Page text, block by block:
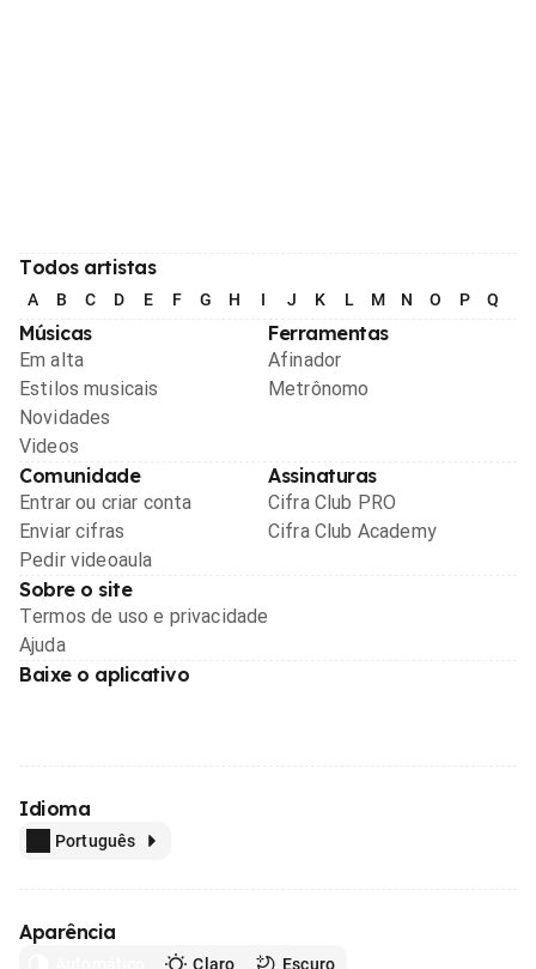
Todos artistas
A B C D E F G H I J K L M N O P Q
Músicas
Em alta
Estilos musicais
Novidades
Videos
Ferramentas
Afinador
Metrônomo
Comunidade
Entrar ou criar conta
Enviar cifras
Pedir videoaula
Assinaturas
Cifra Club PRO
Cifra Club Academy
Sobre o site
Termos de uso e privacidade
Ajuda
Baixe o aplicativo
Idioma
Português
Aparência
Claro Escuro